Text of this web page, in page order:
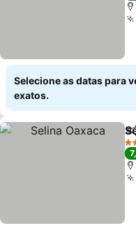
Selecione as datas para
exatos.
2